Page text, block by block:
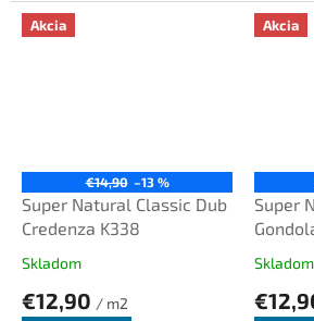
Akcia
€14,90 –13 %
Super Natural Classic Dub
Credenza K338
Skladom
€12,90 / m2
Akcia
Super
Skladom